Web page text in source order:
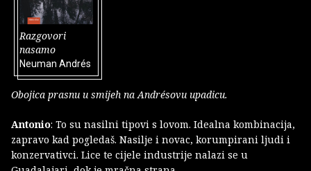
Razgovori
nasamo
Neuman Andrés
Obojica prasnu u smijeh na Andrésovu upadicu.
Antonio: To su nasilni tipovi s lovom. Idealna kombinacija,
zapravo kad pogledaš. Nasilje i novac, korumpirani ljudi i
konzervativci. Lice te cijele industrije nalazi se u